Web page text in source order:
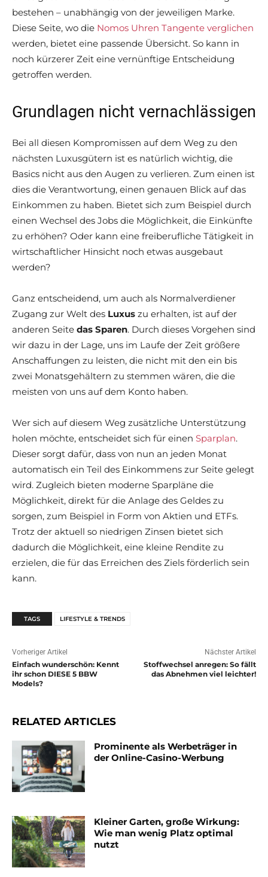
bestehen – unabhängig von der jeweiligen Marke.
Diese Seite, wo die Nomos Uhren Tangente verglichen
werden, bietet eine passende Übersicht. So kann in
noch kürzerer Zeit eine vernünftige Entscheidung
getroffen werden.
Grundlagen nicht vernachlässigen
Bei all diesen Kompromissen auf dem Weg zu den
nächsten Luxusgütern ist es natürlich wichtig, die
Basics nicht aus den Augen zu verlieren. Zum einen ist
dies die Verantwortung, einen genauen Blick auf das
Einkommen zu haben. Bietet sich zum Beispiel durch
einen Wechsel des Jobs die Möglichkeit, die Einkünfte
zu erhöhen? Oder kann eine freiberufliche Tätigkeit in
wirtschaftlicher Hinsicht noch etwas ausgebaut
werden?
Ganz entscheidend, um auch als Normalverdiener
Zugang zur Welt des Luxus zu erhalten, ist auf der
anderen Seite das Sparen. Durch dieses Vorgehen sind
wir dazu in der Lage, uns im Laufe der Zeit größere
Anschaffungen zu leisten, die nicht mit den ein bis
zwei Monatsgehältern zu stemmen wären, die die
meisten von uns auf dem Konto haben.
Wer sich auf diesem Weg zusätzliche Unterstützung
holen möchte, entscheidet sich für einen Sparplan.
Dieser sorgt dafür, dass von nun an jeden Monat
automatisch ein Teil des Einkommens zur Seite gelegt
wird. Zugleich bieten moderne Sparpläne die
Möglichkeit, direkt für die Anlage des Geldes zu
sorgen, zum Beispiel in Form von Aktien und ETFs.
Trotz der aktuell so niedrigen Zinsen bietet sich
dadurch die Möglichkeit, eine kleine Rendite zu
erzielen, die für das Erreichen des Ziels förderlich sein
kann.
TAGS LIFESTYLE & TRENDS
Vorheriger Artikel
Einfach wunderschön: Kennt
ihr schon DIESE 5 BBW
Models?
Nächster Artikel
Stoffwechsel anregen: So fällt
das Abnehmen viel leichter!
RELATED ARTICLES
Prominente als Werbeträger in
der Online-Casino-Werbung
Kleiner Garten, große Wirkung:
Wie man wenig Platz optimal
nutzt